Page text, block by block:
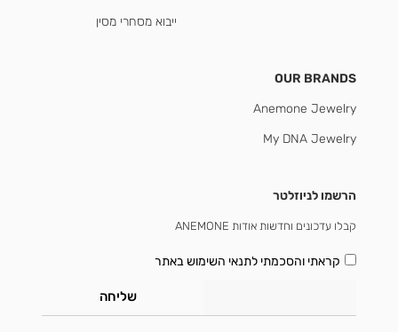
ייבוא מסחרי מסין
OUR BRANDS
Anemone Jewelry
My DNA Jewelry
הרשמו לניוזלטר
קבלו עדכונים וחדשות אודות ANEMONE
קראתי והסכמתילתנאי השימוש באתר
שליחה